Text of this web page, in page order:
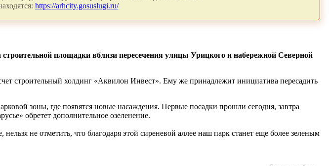
https://arhcity.gosuslugi.ru/
строительной площадки вблизи пересечения улицы Урицкого и набережной Северной
строительный холдинг «Аквилон Инвест». Ему же принадлежит инициатива пересадить
зоны, где появятся новые насаждения. Первые посадки прошли сегодня, завтра
обретет дополнительное озеленение.
не отметить, что благодаря этой сиреневой аллее наш парк станет еще более зеленым